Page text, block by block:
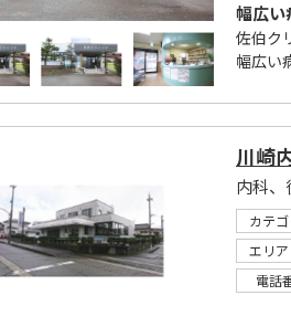
幅広い
佐伯ク
幅広い
川崎
内科
カテ
エリ
電話